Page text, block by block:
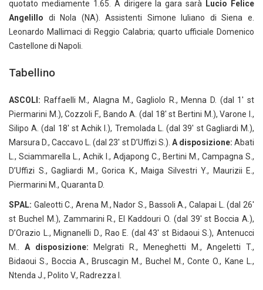
quotato mediamente 1.65. A dirigere la gara sarà Lucio Felice
Angelillo di Nola (NA). Assistenti Simone Iuliano di Siena e.
Leonardo Mallimaci di Reggio Calabria; quarto ufficiale Domenico
Castellone di Napoli.
Tabellino
ASCOLI: Raffaelli M., Alagna M., Gagliolo R., Menna D. (dal 1′ st
Piermarini M.), Cozzoli F., Bando A. (dal 18′ st Bertini M.), Varone I.,
Silipo A. (dal 18′ st Achik I.), Tremolada L. (dal 39′ st Gagliardi M.),
Marsura D., Caccavo L. (dal 23′ st D’Uffizi S.). A disposizione: Abati
L., Sciammarella L., Achik I., Adjapong C., Bertini M., Campagna S.,
D’Uffizi S., Gagliardi M., Gorica K., Maiga Silvestri Y., Maurizii E.,
Piermarini M., Quaranta D.
SPAL: Galeotti C., Arena M., Nador S., Bassoli A., Calapai L. (dal 26′
st Buchel M.), Zammarini R., El Kaddouri O. (dal 39′ st Boccia A.),
D’Orazio L., Mignanelli D., Rao E. (dal 43′ st Bidaoui S.), Antenucci
M.. A disposizione: Melgrati R., Meneghetti M., Angeletti T.,
Bidaoui S., Boccia A., Bruscagin M., Buchel M., Conte O., Kane L.,
Ntenda J., Polito V., Radrezza I.